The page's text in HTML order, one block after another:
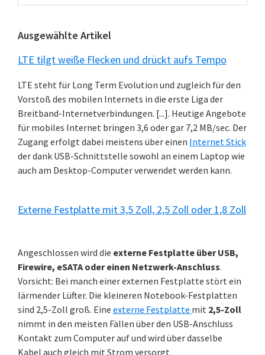
Kategorien
Ausgewählte Artikel
LTE tilgt weiße Flecken und drückt aufs Tempo
LTE steht für Long Term Evolution und zugleich für den
Vorstoß des mobilen Internets in die erste Liga der
Breitband-Internetverbindungen. [...]. Heutige Angebote
für mobiles Internet bringen 3,6 oder gar 7,2 MB/sec. Der
Zugang erfolgt dabei meistens über einen Internet Stick
der dank USB-Schnittstelle sowohl an einem Laptop wie
auch am Desktop-Computer verwendet werden kann.
Externe Festplatte mit 3,5 Zoll, 2,5 Zoll oder 1,8 Zoll
Angeschlossen wird die externe Festplatte über USB,
Firewire, eSATA oder einen Netzwerk-Anschluss.
Vorsicht: Bei manch einer externen Festplatte stört ein
lärmender Lüfter. Die kleineren Notebook-Festplatten
sind 2,5-Zoll groß. Eine externe Festplatte mit 2,5-Zoll
nimmt in den meisten Fällen über den USB-Anschluss
Kontakt zum Computer auf und wird über dasselbe
Kabel auch gleich mit Strom versorgt.